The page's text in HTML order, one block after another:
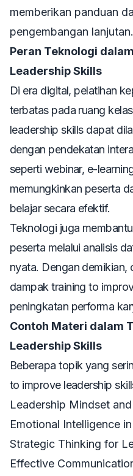
memberikan panduan
pengembangan lanjutan.
Peran Teknologi
Leadership Skills
Di era digital, pelatihan
terbatas pada ruang
leadership skillsdapat
dengan pendekatan
seperti webinar, e-
memungkinkan peserta
belajar secara efektif.
Teknologi juga
peserta melalui analisis
nyata. Dengan demikian,
dampaktraining to
peningkatan performa
Contoh Materi dalam
Leadership Skills
Beberapa topik yang
to improve leadership
Leadership Mindset
Emotional Intelligence
Strategic Thinking for
Effective